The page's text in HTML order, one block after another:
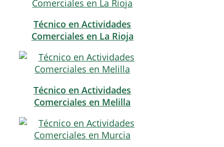
Técnico en Actividades
Comerciales en La Rioja
Técnico en Actividades
Comerciales en Melilla